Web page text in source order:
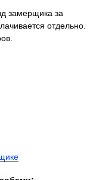
замерщика за
отдельно.